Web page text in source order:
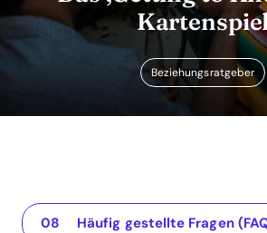
Beziehungsratgeber
Einführung in das 'Getting to Know
Die App für Ihre Beziehung
Die Vorteile eines
Beispiele für Fragen im 'Getting to Know
Integration von Gamification in
Die Rückflüsse von
Fazit: Warum Paare das 'Getting to Know You'
Häufig gestellte Fragen